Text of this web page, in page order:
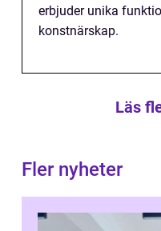
erbjuder unika
konstnärskap.
Läs
Fler nyheter